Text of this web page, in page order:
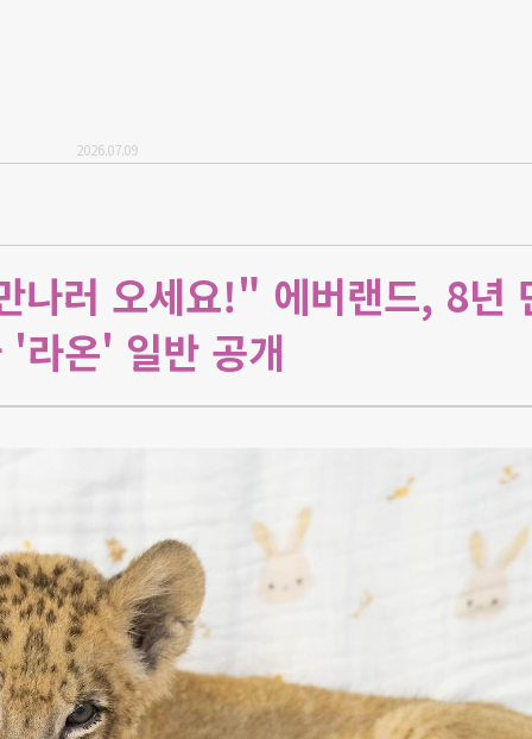
2026.07.09
나러 오세요!" 에버랜드, 8년
'라온' 일반 공개